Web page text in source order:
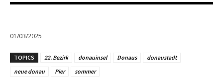
01/03/2025
TOPICS 22. Bezirk donauinsel Donaus
donaustadt
neue donau
Pier sommer